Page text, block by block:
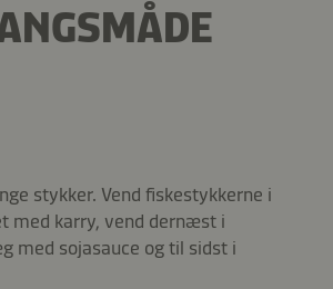
stykker. Vend fiskestykkerne i
med karry, vend dernæst i
med sojasauce og til sidst i